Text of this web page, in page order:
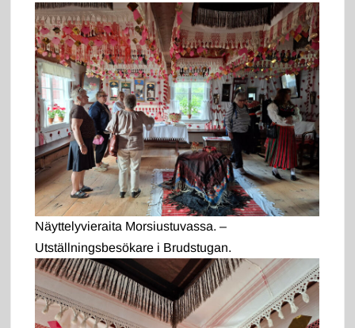
Näyttelyvieraita Morsiustuvassa. –
Utställningsbesökare i Brudstugan.